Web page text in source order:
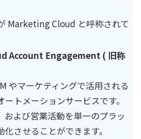
Marketing Cloud と呼称されて
Account Engagement ( 旧称
やマーケティングで活用される
トメーションサービスです。
および営業活動を単一のプラッ
化させることができます。